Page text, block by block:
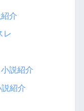
介
レ
説紹介
紹介